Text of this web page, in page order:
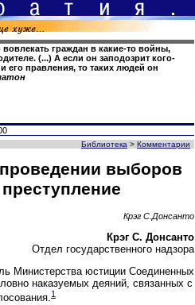
граждан в какие-то войны,
(...) А если он заподозрит кого-
правления, то таких людей он
Библиотека > Комментарии
выборов
Крэг С.Донсанто
Крэг С. Донсанто
Отдел государственного надзора
Министерства юстиции Соединенных
наказуемых деяний, связанных с
1